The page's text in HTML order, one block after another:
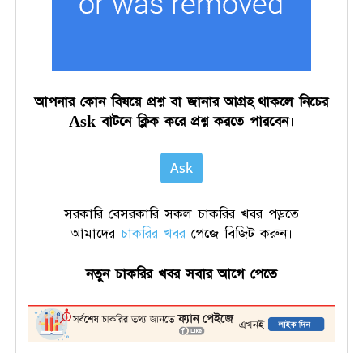
আপনার কোন বিষয়ে প্রশ্ন বা জানার আগ্রহ থাকলে নিচের
Ask বাটনে ক্লিক করে প্রশ্ন করতে পারবেন।
Ask
সরকারি বেসরকারি সকল চাকরির খবর পড়তে
আমাদেরচাকরির খবরপেজে বিজিট করুন।
নতুন চাকরির খবর সবার আগে পেতে